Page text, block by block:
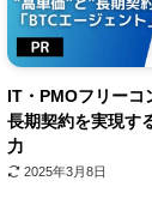
IT・PMOフリーコ
長期契約を実現す
力
2025年3月8日